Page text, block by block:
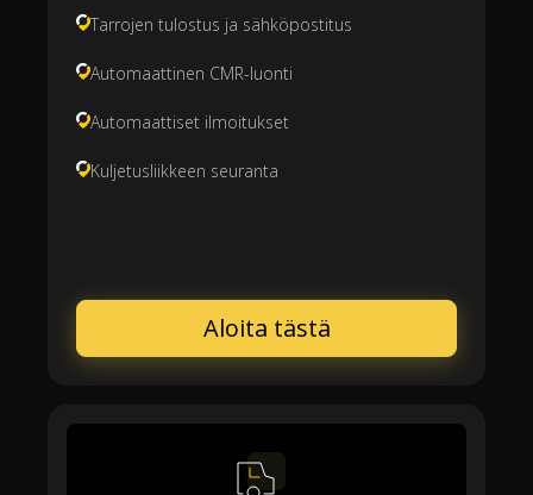
Tarrojen tulostus ja sähköpostitus
Automaattinen CMR-luonti
Automaattiset ilmoitukset
Kuljetusliikkeen seuranta
Aloita tästä